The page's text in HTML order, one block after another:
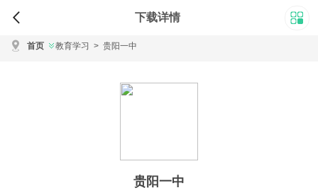
下载详情
首页 教育学习 > 贵阳一中
贵阳一中